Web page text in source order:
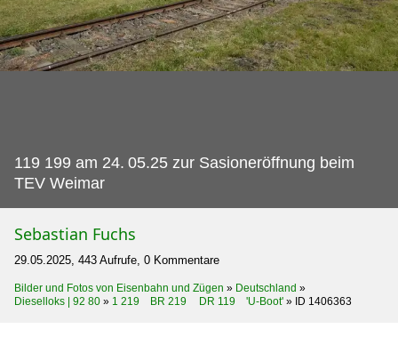
119 199 am 24. 05.25 zur Sasioneröffnung beim
TEV Weimar
Sebastian Fuchs
29.05.2025, 443 Aufrufe, 0 Kommentare
Bilder und Fotos von Eisenbahn und Zügen » Deutschland »
Dieselloks | 92 80 » 1 219 BR 219 DR 119 'U-Boot' » ID 1406363